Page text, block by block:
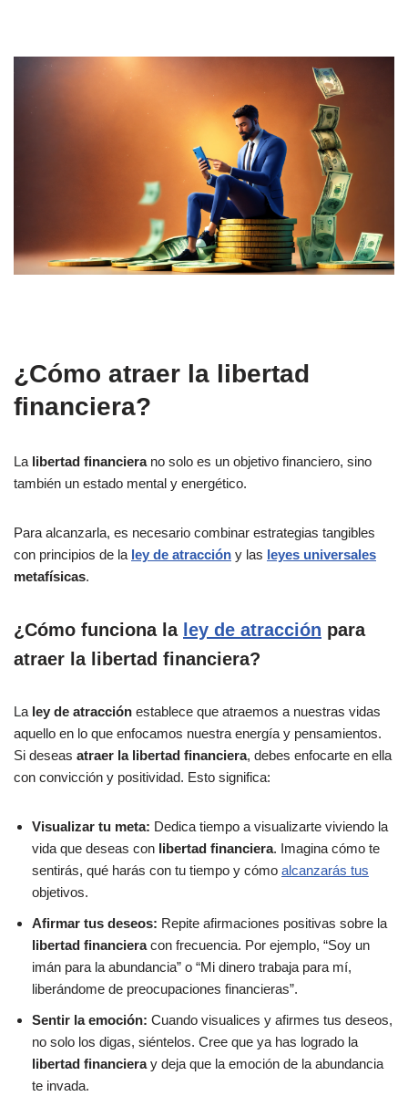
¿Cómo atraer la libertad
financiera?
La libertad financierano solo es un objetivo financiero, sino
también un estado mental y energético.
Para alcanzarla, es necesario combinar estrategias tangibles
con principios de la ley de atracción y las leyes universales
metafísicas.
¿Cómo funciona la ley de atracción para
atraer la libertad financiera?
La ley de atracción establece que atraemos a nuestras vidas
aquello en lo que enfocamos nuestra energía y pensamientos.
Si deseas atraer la libertad financiera, debes enfocarte en ella
con convicción y positividad. Esto significa:
Visualizar tu meta: Dedica tiempo a visualizarte viviendo la
vida que deseas con libertad financiera. Imagina cómo te
sentirás, qué harás con tu tiempo y cómo alcanzarás tus
objetivos.
Afirmar tus deseos: Repite afirmaciones positivas sobre la
libertad financieracon frecuencia. Por ejemplo, “Soy un
imán para la abundancia” o “Mi dinero trabaja para mí,
liberándome de preocupaciones financieras”.
Sentir la emoción: Cuando visualices y afirmes tus deseos,
no solo los digas, siéntelos. Cree que ya has logrado la
libertad financieray deja que la emoción de la abundancia
te invada.